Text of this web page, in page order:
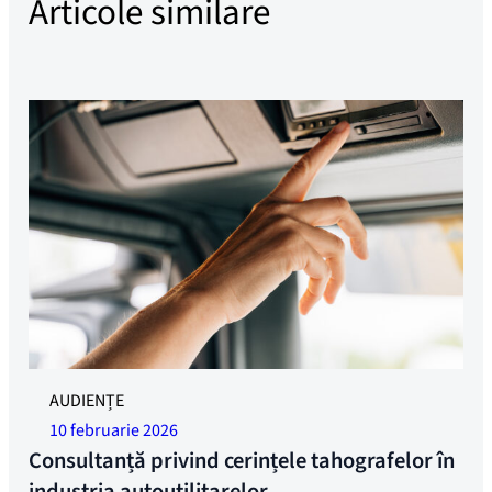
Articole similare
AUDIENȚE
10 februarie 2026
Consultanță privind cerințele tahografelor în